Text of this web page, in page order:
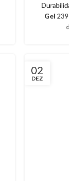
Gel 239
02
DEZ